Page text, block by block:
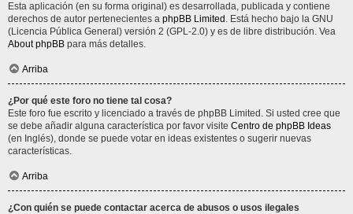
Esta aplicación (en su forma original) es desarrollada, publicada y contiene
derechos de autor pertenecientes a phpBB Limited . Está hecho bajo la GNU
(Licencia Pública General) versión 2 (GPL-2.0) y es de libre distribución. Vea
About phpBB para más detalles.
Arriba
¿Por qué este foro no tiene tal cosa?
Este foro fue escrito y licenciado a través de phpBB Limited. Si usted cree que
se debe añadir alguna característica por favor visite Centro de phpBB Ideas
(en Inglés), donde se puede votar en ideas existentes o sugerir nuevas
características.
Arriba
¿Con quién se puede contactar acerca de abusos o usos ilegales